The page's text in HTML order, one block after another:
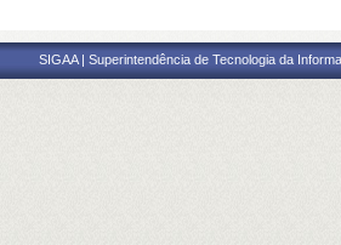
SIGAA | Superintendência de Tecnologia da